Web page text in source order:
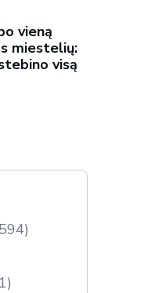
vieną
miestelių:
visą